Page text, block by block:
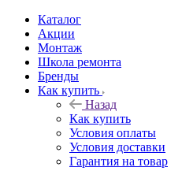
Каталог
Акции
Монтаж
Школа ремонта
Бренды
Как купить
Назад
Как купить
Условия оплаты
Условия доставки
Гарантия на товар